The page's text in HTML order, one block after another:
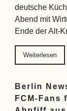
deutsche
Abend mit
Ende der Alt-
Weiterlesen
Berlin
FCM-